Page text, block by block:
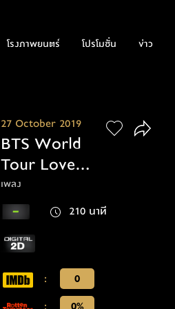
โรงภาพยนตร์ โปรโมชั่น ข่าว
27 October 2019
BTS World
Tour Love
Yourself Speak
Yourself Final
เพลง
210 นาที
:
0